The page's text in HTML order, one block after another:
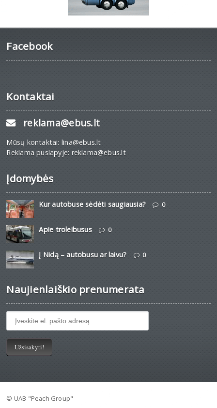
Facebook
Kontaktai
reklama@ebus.lt
Mūsų kontaktai: lina@ebus.lt
Reklama puslapyje: reklama@ebus.lt
Įdomybės
Kur autobuse sėdėti saugiausia? 0
Apie troleibusus 0
Į Nidą – autobusu ar laivu? 0
Naujienlaiškio prenumerata
© UAB "Peach Group"